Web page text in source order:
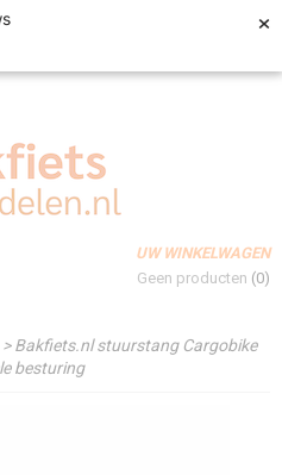
×
UW WINKELWAGEN
Geen producten (0)
>Bakfiets.nl stuurstang Cargobike
besturing